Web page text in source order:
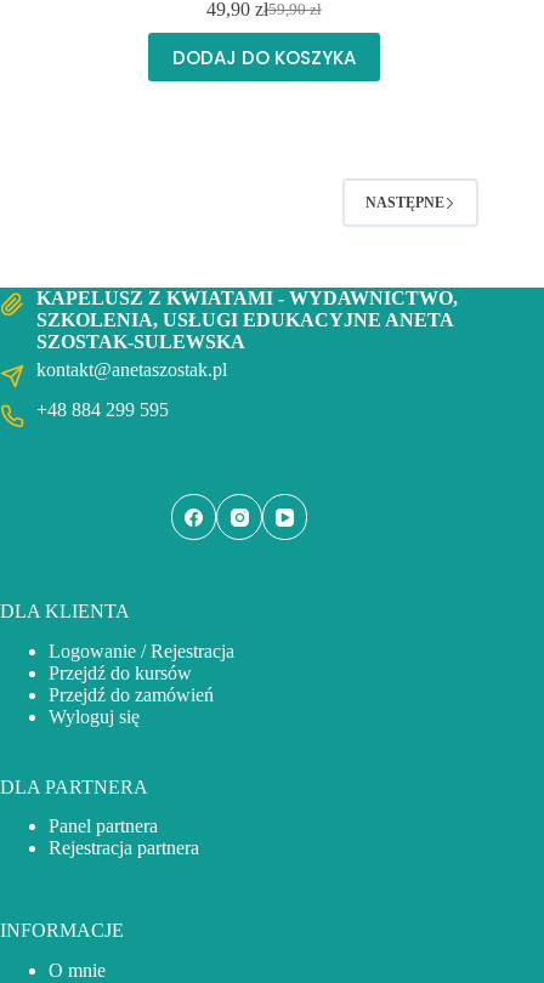
59,90zł
Pierwotna
wynosiła:
59,90 zł.
49,90 złAktualna
wynosi:
49,90 zł.
DODAJ DO KOSZYKA
NASTĘPNE
KAPELUSZ Z KWIATAMI - WYDAWNICTWO,
SZKOLENIA, USŁUGI EDUKACYJNE ANETA
SZOSTAK-SULEWSKA
kontakt@anetaszostak.pl
+48 884 299 595
DLA KLIENTA
Logowanie / Rejestracja
Przejdź do kursów
Przejdź do zamówień
Wyloguj się
DLA PARTNERA
Panel partnera
Rejestracja partnera
INFORMACJE
O mnie